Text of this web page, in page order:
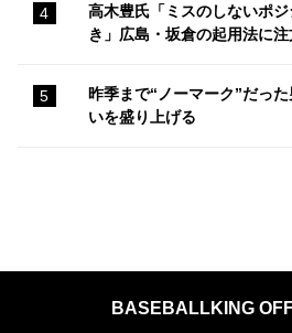
高木豊氏「ミスのしないポ
き」広島・坂倉の起用法に注
昨季まで“ノーマーク”だっ
いを盛り上げる
BASEBALLKING